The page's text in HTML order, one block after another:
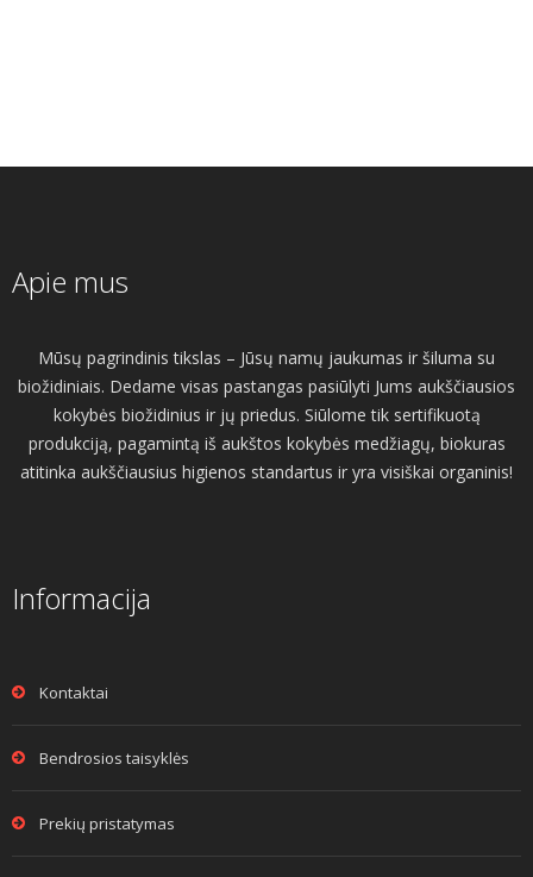
Apie mus
Mūsų pagrindinis tikslas – Jūsų namų jaukumas ir šiluma su
biožidiniais. Dedame visas pastangas pasiūlyti Jums aukščiausios
kokybės biožidinius ir jų priedus. Siūlome tik sertifikuotą
produkciją, pagamintą iš aukštos kokybės medžiagų, biokuras
atitinka aukščiausius higienos standartus ir yra visiškai organinis!
Informacija
Kontaktai
Bendrosios taisyklės
Prekių pristatymas